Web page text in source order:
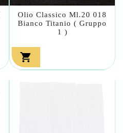
Olio Classico Ml.20 018
Bianco Titanio ( Gruppo
1 )
